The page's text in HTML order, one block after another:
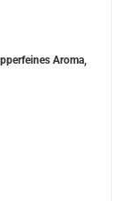
Aroma,